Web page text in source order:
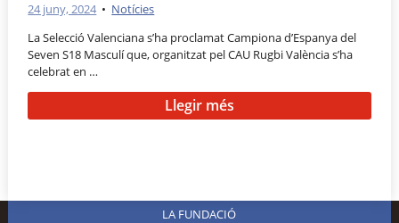
24 juny, 2024 • Notícies
La Selecció Valenciana s’ha proclamat Campiona d’Espanya del
Seven S18 Masculí que, organitzat pel CAU Rugbi València s’ha
celebrat en …
Llegir més
LA FUNDACIÓ